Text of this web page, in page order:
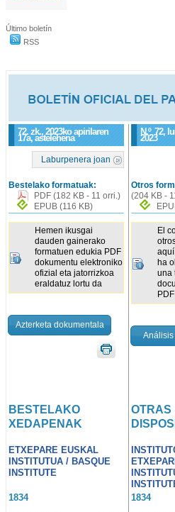
Último boletín
RSS
72. zk., 2023ko apirilaren
17a, astelehena
N.º72,
2023
Laburpenera joan
Bestelako formatuak:
PDF (182 KB - 11 orri.)
EPUB (116 KB)
Hemen ikusgai
dauden gainerako
formatuen edukia PDF
dokumentu elektroniko
ofizial eta jatorrizkoa
eraldatuz lortu da
Azterketa dokumentala
Otros
(204 KB -
El
ha
una
BESTELAKO
XEDAPENAK
OTRAS
ETXEPARE EUSKAL
INSTITUTUA / BASQUE
INSTITUTE
1834
1834